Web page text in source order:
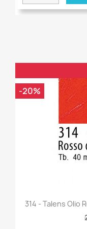
314 - Talens Olio
-20%